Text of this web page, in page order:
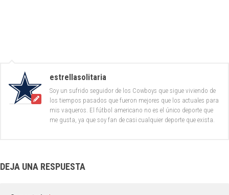
estrellasolitaria
Soy un sufrido seguidor de los Cowboys que sigue viviendo de
los tiempos pasados que fueron mejores que los actuales para
mis vaqueros. El fútbol americano no es el único deporte que
me gusta, ya que soy fan de casi cualquier deporte que exista.
DEJA UNA RESPUESTA